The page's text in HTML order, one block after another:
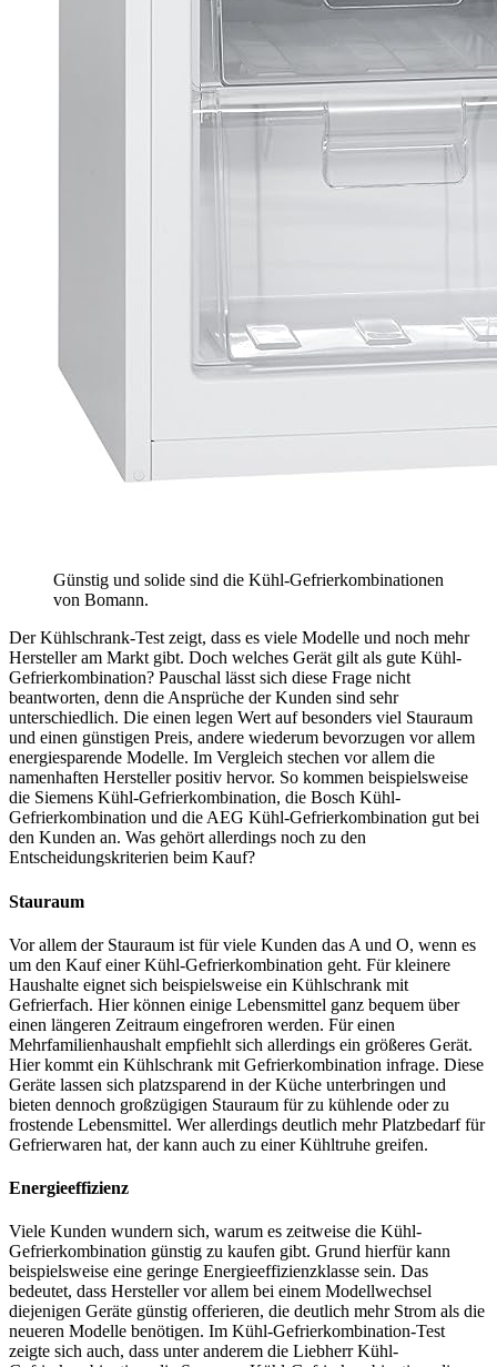
Günstig und solide sind die Kühl-Gefrierkombinationen
von Bomann.
Der Kühlschrank-Test zeigt, dass es viele Modelle und noch mehr
Hersteller am Markt gibt. Doch welches Gerät gilt als gute Kühl-
Gefrierkombination? Pauschal lässt sich diese Frage nicht
beantworten, denn die Ansprüche der Kunden sind sehr
unterschiedlich. Die einen legen Wert auf besonders viel Stauraum
und einen günstigen Preis, andere wiederum bevorzugen vor allem
energiesparende Modelle. Im Vergleich stechen vor allem die
namenhaften Hersteller positiv hervor. So kommen beispielsweise
die Siemens Kühl-Gefrierkombination, die Bosch Kühl-
Gefrierkombination und die AEG Kühl-Gefrierkombination gut bei
den Kunden an. Was gehört allerdings noch zu den
Entscheidungskriterien beim Kauf?
Stauraum
Vor allem der Stauraum ist für viele Kunden das A und O, wenn es
um den Kauf einer Kühl-Gefrierkombination geht. Für kleinere
Haushalte eignet sich beispielsweise ein Kühlschrank mit
Gefrierfach. Hier können einige Lebensmittel ganz bequem über
einen längeren Zeitraum eingefroren werden. Für einen
Mehrfamilienhaushalt empfiehlt sich allerdings ein größeres Gerät.
Hier kommt ein Kühlschrank mit Gefrierkombination infrage. Diese
Geräte lassen sich platzsparend in der Küche unterbringen und
bieten dennoch großzügigen Stauraum für zu kühlende oder zu
frostende Lebensmittel. Wer allerdings deutlich mehr Platzbedarf für
Gefrierwaren hat, der kann auch zu einer Kühltruhe greifen.
Energieeffizienz
Viele Kunden wundern sich, warum es zeitweise die Kühl-
Gefrierkombination günstig zu kaufen gibt. Grund hierfür kann
beispielsweise eine geringe Energieeffizienzklasse sein. Das
bedeutet, dass Hersteller vor allem bei einem Modellwechsel
diejenigen Geräte günstig offerieren, die deutlich mehr Strom als die
neueren Modelle benötigen. Im Kühl-Gefrierkombination-Test
zeigte sich auch, dass unter anderem die Liebherr Kühl-